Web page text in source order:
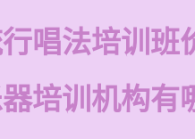
唱法培训班
培训机构有